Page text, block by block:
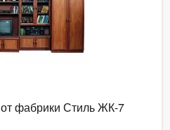
фабрики Стиль ЖК-7